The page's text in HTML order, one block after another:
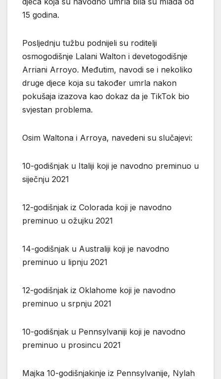
15 godina.
Posljednju tužbu podnijeli su roditelji
osmogodišnje Lalani Walton i devetogodišnje
Arriani Arroyo. Međutim, navodi se i nekoliko
druge djece koja su također umrla nakon
pokušaja izazova kao dokaz da je TikTok bio
svjestan problema.
Osim Waltona i Arroya, navedeni su slučajevi:
10-godišnjak u Italiji koji je navodno preminuo u
siječnju 2021
12-godišnjak iz Colorada koji je navodno
preminuo u ožujku 2021
14-godišnjak u Australiji koji je navodno
preminuo u lipnju 2021
12-godišnjak iz Oklahome koji je navodno
preminuo u srpnju 2021
10-godišnjak u Pennsylvaniji koji je navodno
preminuo u prosincu 2021
Majka 10-godišnjakinje iz Pennsylvanije, Nylah